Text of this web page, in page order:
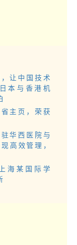
让中国技术
本与香港机
主页，荣获
华西医院与
高效管理，
海某国际学